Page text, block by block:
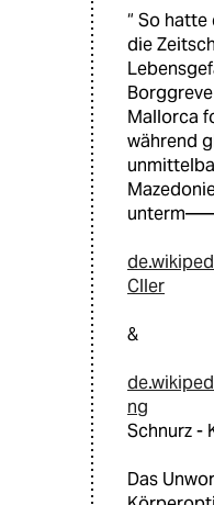
“ So
die
Mallorca
während
Cller
&
ng
Schnurz -
Das